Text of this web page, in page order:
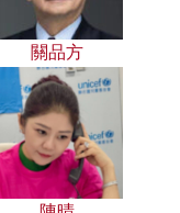
關品方